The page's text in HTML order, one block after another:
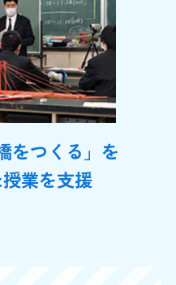
をつくる」を
業を支援